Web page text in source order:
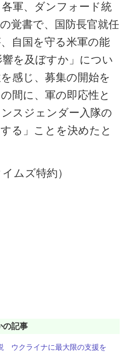
軍、ダンフォード統
覚書で、国防長官就任
自国を守る米軍の能
を及ぼすか」につい
感じ、募集の開始を
間に、軍の即応性と
スジェンダー入隊の
る」ことを決めたと
ムズ特約）
の記事
ウクライナに最大限の支援を